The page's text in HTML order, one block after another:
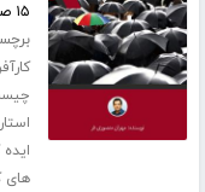
۱۵ صفحه
های